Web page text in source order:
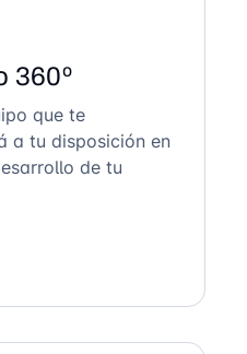
360º
que te
a tu disposición en
de tu